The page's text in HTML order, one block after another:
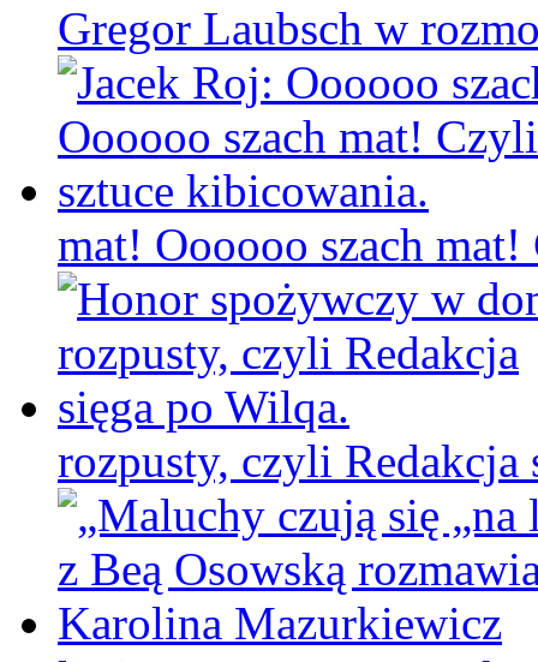
Gregor Laubsch w
mat! Oooooo szach
rozpusty, czyli Redakcja